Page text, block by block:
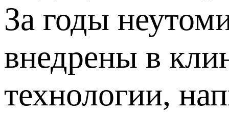
За годы
внедрены в
технологии,